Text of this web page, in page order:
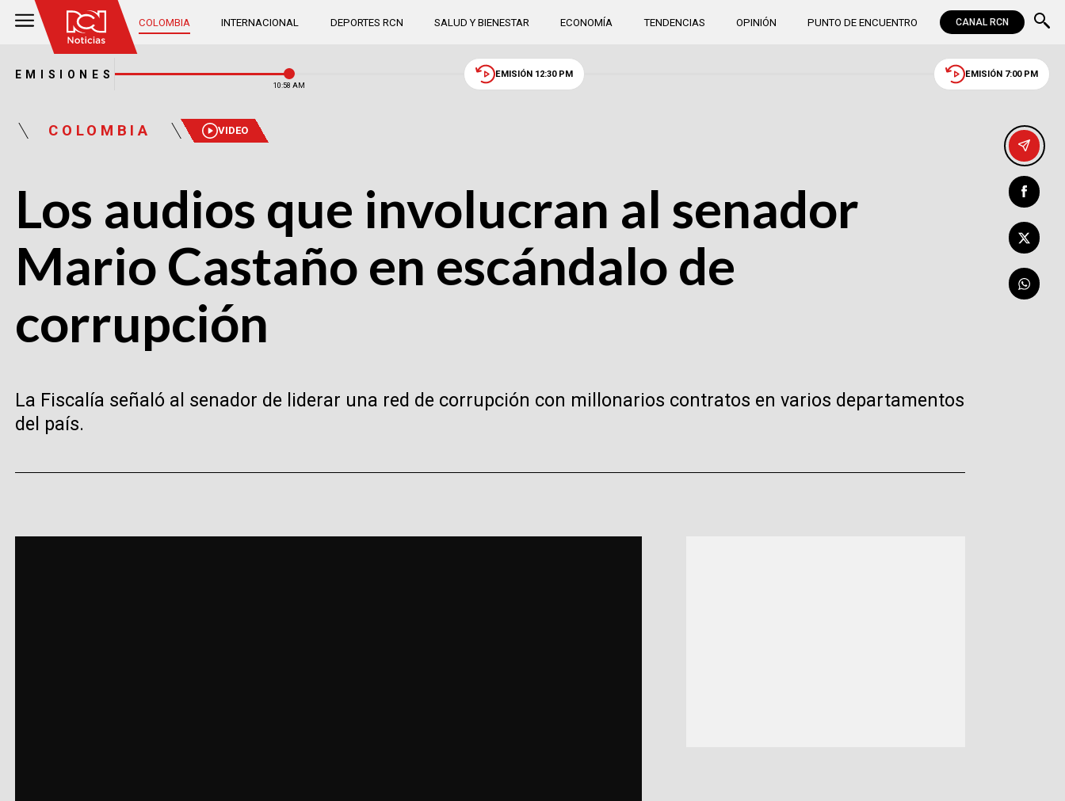
COLOMBIA INTERNACIONAL DEPORTES RCN SALUD Y BIENESTAR ECONOMÍA TENDENCIAS OPINIÓN PUNTO DE ENCUENTRO CANAL RCN
EMISIONES
10:58 AM
EMISIÓN 12:30 PM EMISIÓN 7:00 PM
COLOMBIA VIDEO
Los audios que involucran al senador
Mario Castaño en escándalo de
corrupción
La Fiscalía señaló al senador de liderar una red de corrupción con millonarios contratos en varios departamentos
del país.